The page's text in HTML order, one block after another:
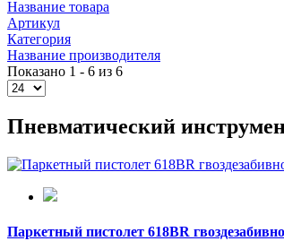
Название товара
Артикул
Категория
Название производителя
Показано 1 - 6 из 6
Пневматический
Паркетный пистолет 618BR